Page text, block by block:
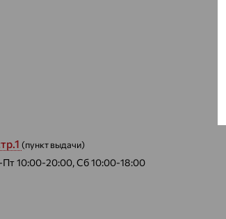
(пункт выдачи)
10:00-20:00, Сб 10:00-18:00